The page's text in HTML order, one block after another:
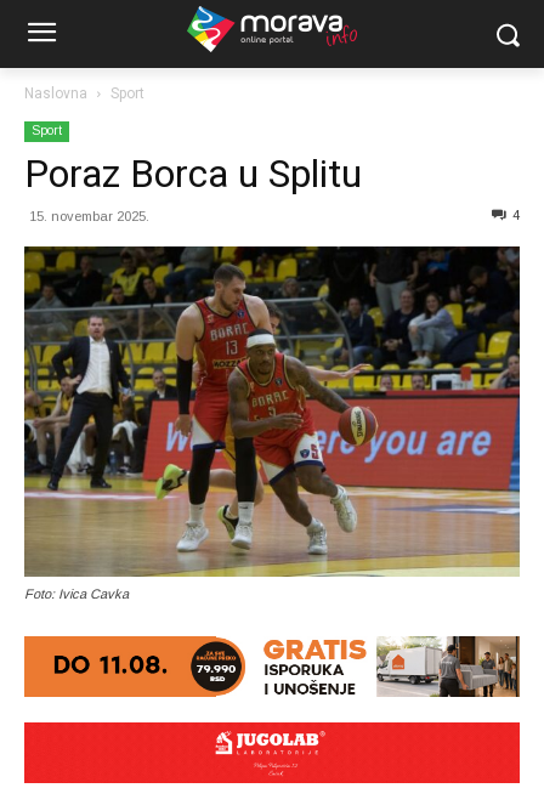
Naslovna Sport
Sport
Poraz Borca u Splitu
15. novembar 2025. 4
Foto: Ivica Cavka